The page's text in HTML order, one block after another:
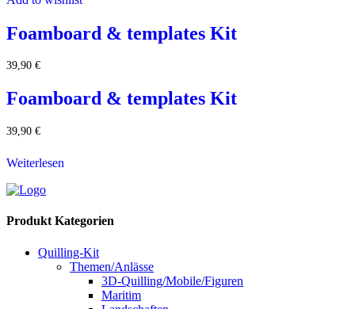
Foamboard & templates Kit
39,90 €
Foamboard & templates Kit
39,90 €
Weiterlesen
Produkt Kategorien
Quilling-Kit
Themen/Anlässe
3D-Quilling/Mobile/Figuren
Maritim